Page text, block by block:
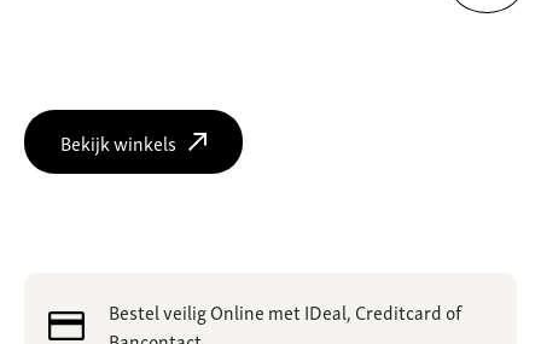
Bekijk winkels
Bestel veilig Online met IDeal, Creditcard of